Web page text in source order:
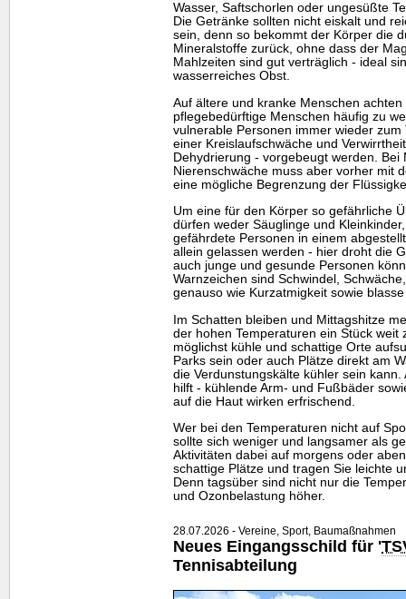
Wasser, Saftschorlen oder ungesüßte
Die Getränke sollten nicht eiskalt und
sein, denn so bekommt der Körper die
Mineralstoffe zurück, ohne dass der
Mahlzeiten sind gut verträglich - ideal
wasserreiches Obst.
Auf ältere und kranke Menschen
pflegebedürftige Menschen häufig zu
vulnerable Personen immer wieder
einer Kreislaufschwäche und
Dehydrierung - vorgebeugt werden.
Nierenschwäche muss aber vorher mit
eine mögliche Begrenzung der
Um eine für den Körper so gefährliche
dürfen weder Säuglinge und
gefährdete Personen in einem
allein gelassen werden - hier droht die
auch junge und gesunde Personen
Warnzeichen sind Schwindel,
genauso wie Kurzatmigkeit sowie
Im Schatten bleiben und Mittagshitze
der hohen Temperaturen ein Stück weit
möglichst kühle und schattige Orte
Parks sein oder auch Plätze direkt am
die Verdunstungskälte kühler sein
hilft - kühlende Arm- und Fußbäder
auf die Haut wirken erfrischend.
Wer bei den Temperaturen nicht auf
sollte sich weniger und langsamer als
Aktivitäten dabei auf morgens oder
schattige Plätze und tragen Sie leichte
Denn tagsüber sind nicht nur die
und Ozonbelastung höher.
28.07.2026 - Vereine, Sport, Baumaßnahmen
Neues Eingangsschild für '
Tennisabteilung